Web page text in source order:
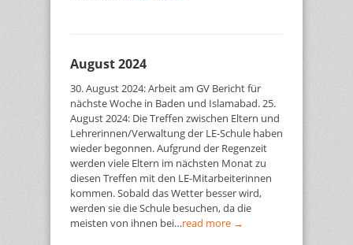
August 2024
30. August 2024: Arbeit am GV Bericht für
nächste Woche in Baden und Islamabad. 25.
August 2024: Die Treffen zwischen Eltern und
Lehrerinnen/Verwaltung der LE-Schule haben
wieder begonnen. Aufgrund der Regenzeit
werden viele Eltern im nächsten Monat zu
diesen Treffen mit den LE-Mitarbeiterinnen
kommen. Sobald das Wetter besser wird,
werden sie die Schule besuchen, da die
meisten von ihnen bei…read more →